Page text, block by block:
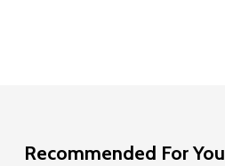
Recommended For You